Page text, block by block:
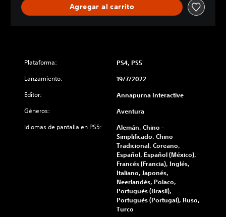
Agregar al carrito
Plataforma: PS4, PS5
Lanzamiento: 19/7/2022
Editor: Annapurna Interactive
Géneros: Aventura
Idiomas de pantalla en PS5:
Alemán, Chino -
Simplificado, Chino -
Tradicional, Coreano,
Español, Español (México),
Francés (Francia), Inglés,
Italiano, Japonés,
Neerlandés, Polaco,
Portugués (Brasil),
Portugués (Portugal), Ruso,
Turco